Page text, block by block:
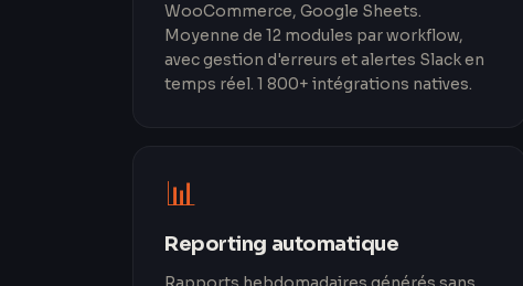
WooCommerce, Google Sheets.
Moyenne de 12 modules par workflow,
avec gestion d'erreurs et alertes Slack en
temps réel. 1 800+ intégrations natives.
📊
Reporting automatique